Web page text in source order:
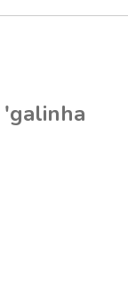
'galinha